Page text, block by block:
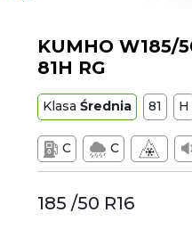
KUMHO W185/
81H RG
KlasaŚrednia 81 H
C C
185 /50 R16